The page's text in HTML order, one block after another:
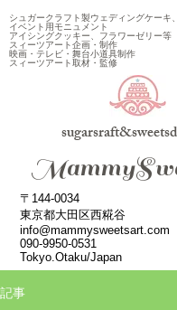
シュガークラフト製ウェディングケーキ
イベント用モニュメント
アイシングクッキー、フラワーゼリー等
スィーツアート企画・制作
映画・テレビ・舞台小道具制作
スィーツアート取材・監修
〒144-0034
東京都大田区西糀谷
info@mammysweetsart.com
090-9950-0531
Tokyo.Otaku/Japan
記事